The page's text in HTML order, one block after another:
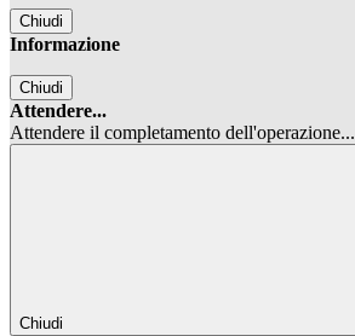
Chiudi
Informazione
Chiudi
Attendere...
Attendere il completamento dell'operazione...
Chiudi